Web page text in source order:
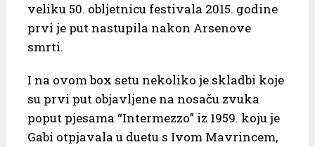
veliku 50. obljetnicu festivala 2015. godine
prvi je put nastupila nakon Arsenove
smrti.
I na ovom box setu nekoliko je skladbi koje
su prvi put objavljene na nosaču zvuka
poput pjesama “Intermezzo” iz 1959. koju je
Gabi otpjavala u duetu s Ivom Mavrincem,